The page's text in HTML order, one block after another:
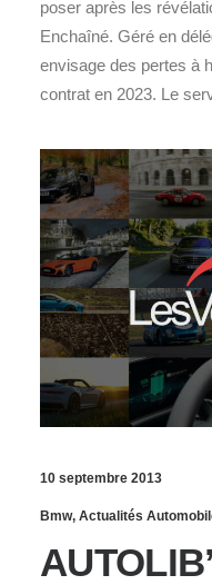
poser après les
Enchaîné. Géré en
envisage des pertes à
contrat en 2023. Le
10 septembre 2013
Bmw, Actualités